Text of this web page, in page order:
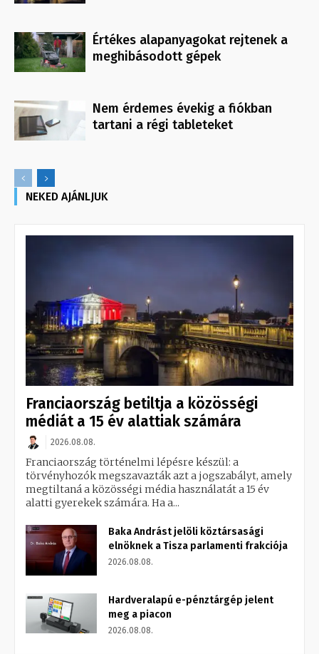
Értékes alapanyagokat rejtenek a
meghibásodott gépek
Nem érdemes évekig a fiókban
tartani a régi tableteket
NEKED AJÁNLJUK
Franciaország betiltja a közösségi
médiát a 15 év alattiak számára
2026.08.08.
Franciaország történelmi lépésre készül: a
törvényhozók megszavazták azt a jogszabályt, amely
megtiltaná a közösségi média használatát a 15 év
alatti gyerekek számára. Ha a...
Baka Andrást jelöli köztársasági
elnöknek a Tisza parlamenti frakciója
2026.08.08.
Hardveralapú e-pénztárgép jelent
meg a piacon
2026.08.08.